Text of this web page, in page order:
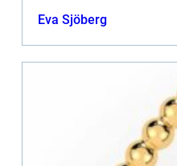
Eva Sjöberg